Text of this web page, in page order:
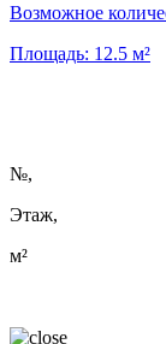
Возможное
Площадь: 12.5 м²
№,
Этаж,
м²